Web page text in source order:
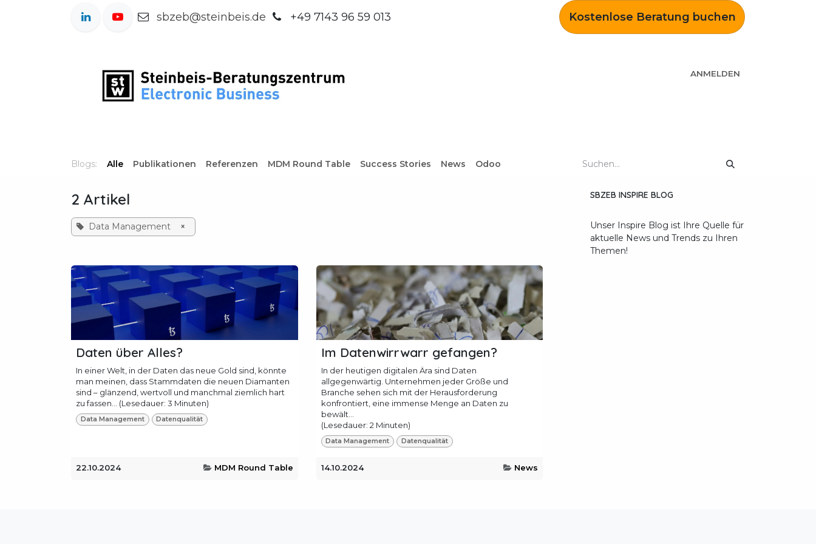
sbzeb@steinbeis.de +49 7143 96 59 013 Kostenlose Beratung buchen
ANMELDEN
Blogs: Alle Publikationen Referenzen MDM Round Table Success Stories News Odoo
2 Artikel
Data Management ×
Daten über Alles?
In einer Welt, in der Daten das neue Gold sind, könnte
man meinen, dass Stammdaten die neuen Diamanten
sind – glänzend, wertvoll und manchmal ziemlich hart
zu fassen... (Lesedauer: 3 Minuten)
Data Management Datenqualität
22.10.2024 MDM Round Table
Im Datenwirrwarr gefangen?
In der heutigen digitalen Ära sind Daten
allgegenwärtig. Unternehmen jeder Größe und
Branche sehen sich mit der Herausforderung
konfrontiert, eine immense Menge an Daten zu
bewält...
(Lesedauer: 2 Minuten)
Data Management Datenqualität
14.10.2024 News
SBZEB INSPIRE BLOG
Unser Inspire Blog ist Ihre Quelle für
aktuelle News und Trends zu Ihren
Themen!